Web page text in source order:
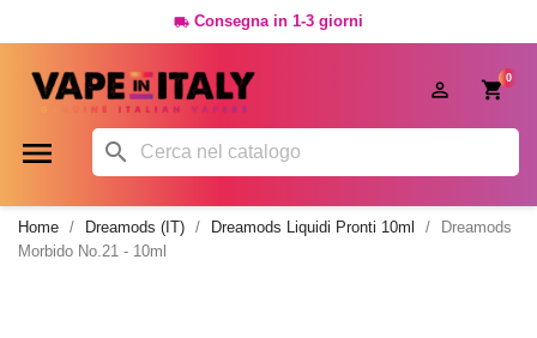
 Consegna in 1-3 giorni
0

 
Home Dreamods (IT) Dreamods Liquidi Pronti 10ml
Dreamods
Morbido No.21 - 10ml